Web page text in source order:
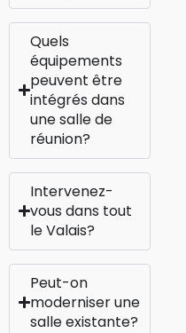
Quels
équipements
peuvent être
intégrés dans
une salle de
réunion?
Intervenez-
vous dans tout
le Valais?
Peut-on
moderniser une
salle existante?